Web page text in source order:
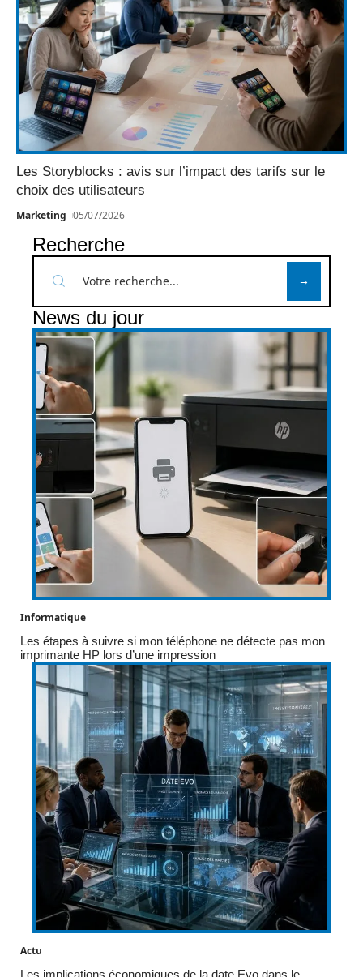
Les Storyblocks : avis sur l’impact des tarifs sur le
choix des utilisateurs
Marketing 05/07/2026
Recherche
News du jour
Informatique
Les étapes à suivre si mon téléphone ne détecte pas mon
imprimante HP lors d’une impression
Actu